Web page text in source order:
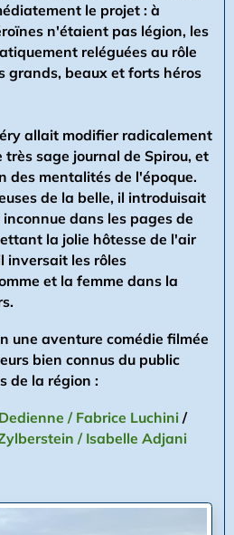
le projet : à
n'étaient pas légion, les
reléguées au rôle
grands, beaux et forts héros
allait modifier radicalement
sage journal de Spirou, et
des mentalités de l'époque.
de la belle, il introduisait
dans les pages de
la jolie hôtesse de l'air
inversait les rôles
et la femme dans la
une aventure comédie filmée
bien connus du public
de la région :
/ Fabrice Luchini/
/Isabelle Adjani